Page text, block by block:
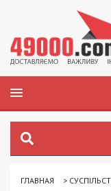
ГЛАВНАЯ >